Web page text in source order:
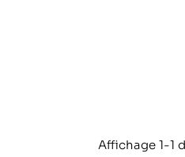
Affichage 1-1